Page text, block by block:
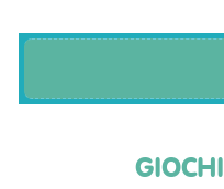
GIOCHI